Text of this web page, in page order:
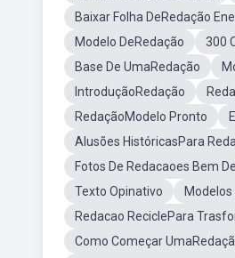
Baixar Folha DeRedação
Modelo DeRedação
300
Base De UmaRedação
IntroduçãoRedação
RedaçãoModelo Pronto
Alusões HistóricasPara
Fotos De Redacaoes Bem
Texto Opinativo
Redacao ReciclePara
Como Começar